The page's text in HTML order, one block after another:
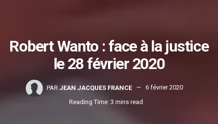
Robert Wanto : face à la justice
le 28 février 2020
PAR JEAN JACQUES FRANCE
6 février 2020
Reading Time: 3 mins read